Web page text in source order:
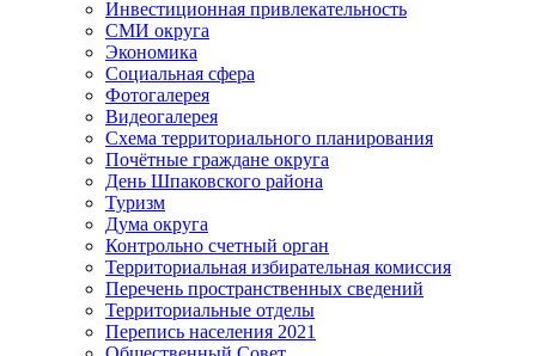
Инвестиционная привлекательность
СМИ округа
Экономика
Социальная сфера
Фотогалерея
Видеогалерея
Схема территориального планирования
Почётные граждане округа
День Шпаковского района
Туризм
Дума округа
Контрольно счетный орган
Территориальная избирательная комиссия
Перечень пространственных сведений
Территориальные отделы
Перепись населения 2021